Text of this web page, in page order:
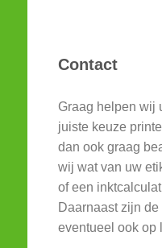
Contact
Graag helpen wij
juiste keuze
dan ook graag
wij wat van uw
of een
Daarnaast zijn
eventueel ook op